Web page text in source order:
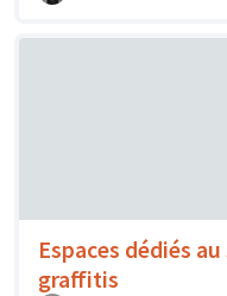
Espaces dédiés
graffitis